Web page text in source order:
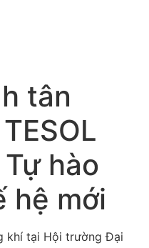
tân
hào
hệ mới
khí tại Hội trường Đại